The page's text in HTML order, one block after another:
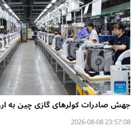
جهش صادرات کولرهای گازی چین به
23:57:08 2026-08-08